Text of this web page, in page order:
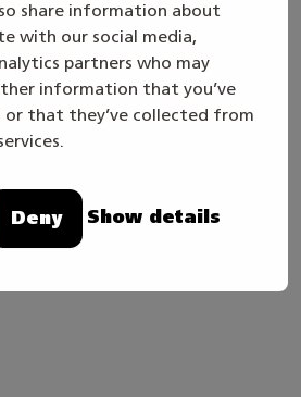
share information about
with our social media,
partners who may
information that you’ve
that they’ve collected from
Deny Show details
bevisa och utveckla mina
och arbeta i ett riktigt
nöjd och tacksam för
fick arbeta på samma sätt